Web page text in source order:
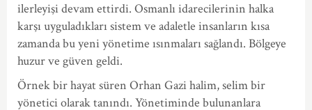
ilerleyişi devam ettirdi. Osmanlı idarecilerinin halka
karşı uyguladıkları sistem ve adaletle insanların kısa
zamanda bu yeni yönetime ısınmaları sağlandı. Bölgeye
huzur ve güven geldi.
Örnek bir hayat süren Orhan Gazi halim, selim bir
yönetici olarak tanındı. Yönetiminde bulunanlara